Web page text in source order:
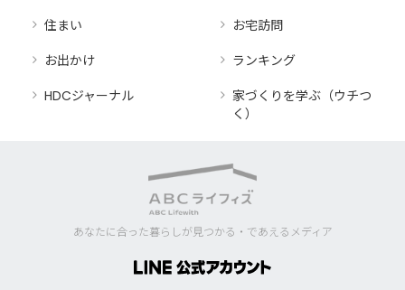
住まい
お宅訪問
お出かけ
ランキング
HDCジャーナル
家づくりを学ぶ（ウチつ
く）
あなたに合った暮らしが見つかる・であえるメディア